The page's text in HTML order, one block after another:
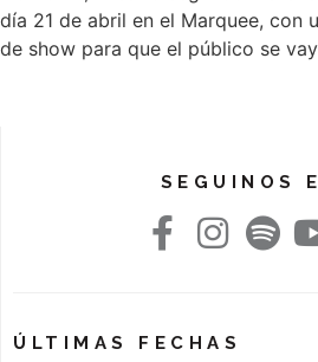
día 21 de abril en el Marquee, con
de show para que el público se
SEGUINOS
ÚLTIMAS FECHAS